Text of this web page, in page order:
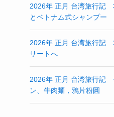
2026年 正月 台湾旅行記
とベトナム式シャンプー
2026年 正月 台湾旅行
サートへ
2026年 正月 台湾旅行記
ン、牛肉麺，鴉片粉圓